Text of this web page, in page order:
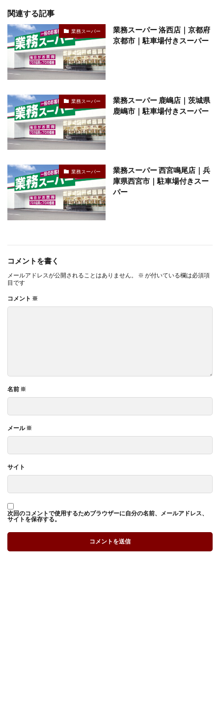
関連する記事
業務スーパー
業務スーパー 洛西店｜京都府
京都市｜駐車場付きスーパー
業務スーパー
業務スーパー 鹿嶋店｜茨城県
鹿嶋市｜駐車場付きスーパー
業務スーパー
業務スーパー 西宮鳴尾店｜兵
庫県西宮市｜駐車場付きスー
パー
コメントを書く
メールアドレスが公開されることはありません。 ※ が付いている欄は必須項
目です
コメント ※
名前 ※
メール※
サイト
次回のコメントで使用するためブラウザーに自分の名前、メールアドレス、
サイトを保存する。